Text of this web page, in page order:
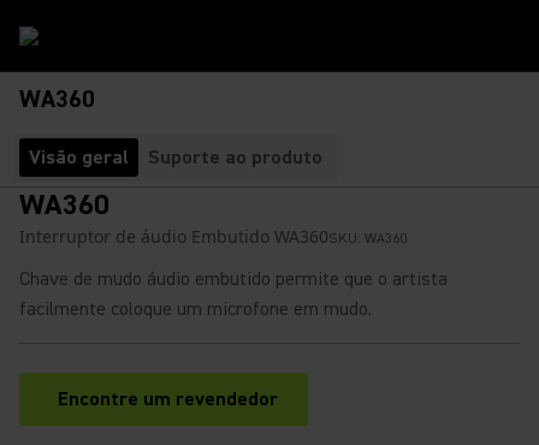
WA360
Visão geral Suporte ao produto
WA360
Interruptor de áudio Embutido WA360SKU: WA360
Chave de mudo áudio embutido permite que o artista
facilmente coloque um microfone em mudo.
Encontre um revendedor
(Opens in a new tab)